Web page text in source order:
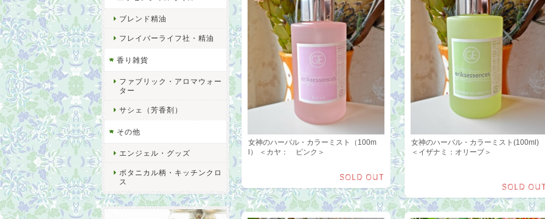
女神のハーバル・カラーミスト（100m
l） ＜カヤ： ピンク＞
SOLD OUT
女神のハーバル・カラーミスト
＜イザナミ：オリーブ＞
SOLD
ブレンド精油
フレイバーライフ社・精油
香り雑貨
ファブリック・アロマウォー
ター
サシェ（芳香剤）
その他
エンジェル・グッズ
ボタニカル柄・キッチンクロ
ス